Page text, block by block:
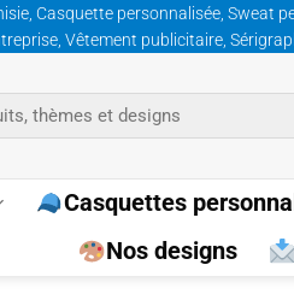
Casquette personnalisée, Sweat
Vêtement publicitaire,
Casquettes
Nos designs